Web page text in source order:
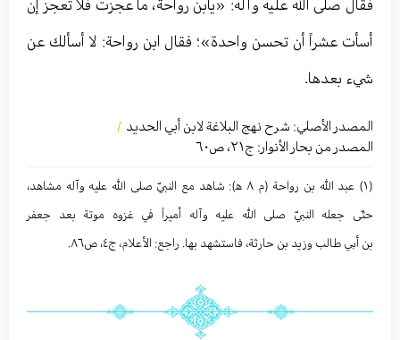
فقال صلى الله عليه وآله: «يابن رواحة، ما عجزت فلا تعجز إن
أسأت عشراً أن تحسن واحدة»؛ فقال ابن رواحة: لا أسألك عن
شيء بعدها.
المصدر الأصلي: شرح نهج البلاغة لابن أبي الحدید /
المصدر من بحار الأنوار: ج٢١، ص٦٠
(١) عبد الله بن رواحة (م ٨ ه‍): شاهد مع النبيّ صلى الله عليه وآله مشاهد،
حتّی جعله النبيّ صلى الله عليه وآله أمیراً في غزوه موتة بعد جعفر
بن أبي طالب وزید بن حارثة، فاستشهد بها. راجع: الأعلام، ج٤، ص٨٦.